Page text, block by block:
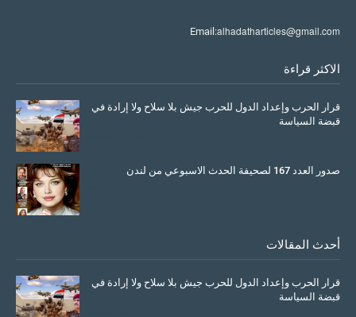
Email:alhadatharticles@gmail.com
الاكثر قراءة
قرار الحرب وإعداد الدول للحرب جيش بلا سلاح ولا إرادة في
قبضة السياسة
صدور العدد 167 لصحيفة الحدث الاسبوعي من لندن
أحدث المقالات
قرار الحرب وإعداد الدول للحرب جيش بلا سلاح ولا إرادة في
قبضة السياسة